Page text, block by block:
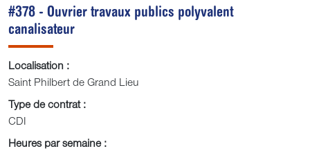
#378 - Ouvrier travaux publics polyvalent
canalisateur
Localisation :
Saint Philbert de Grand Lieu
Type de contrat :
CDI
Heures par semaine :